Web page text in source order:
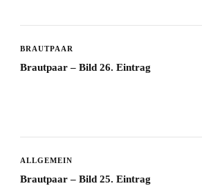
BRAUTPAAR
Brautpaar – Bild 26. Eintrag
ALLGEMEIN
Brautpaar – Bild 25. Eintrag